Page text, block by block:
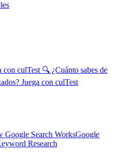
con culTest 🔍 ¿Cuánto sabes de
Juega con culTest
Google Search WorksGoogle
Research